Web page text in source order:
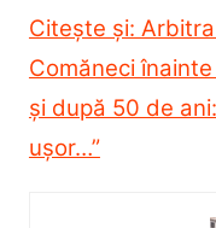
Citește și:
Comăneci
și după 50 de
ușor…”